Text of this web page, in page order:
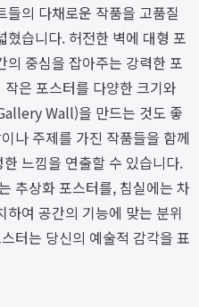
의 다채로운 작품을 고품질
혔습니다. 허전한 벽에 대형 포
의 중심을 잡아주는 강력한 포
은 포스터를 다양한 크기와
Wall)을 만드는 것도 좋
나 주제를 가진 작품들을 함께
느낌을 연출할 수 있습니다.
추상화 포스터를, 침실에는 차
여 공간의 기능에 맞는 분위
터는 당신의 예술적 감각을 표